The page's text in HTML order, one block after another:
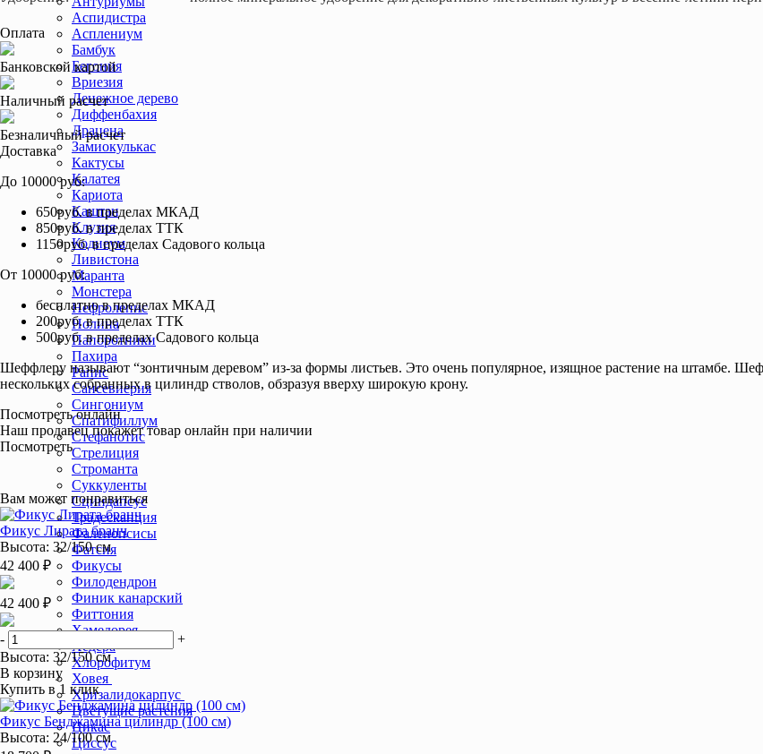
Аспидистра
Асплениум
Бамбук
Бегония
Вриезия
Денежное дерево
Диффенбахия
Драцена
Замиокулькас
Кактусы
Калатея
Кариота
Каштан
Клузия
Кодиеум
Ливистона
Маранта
Монстера
Нефролепис
Нолина
Папоротники
Пахира
Рапис
Сансевиерия
Сингониум
Спатифиллум
Стефанотис
Стрелиция
Строманта
Суккуленты
Сциндапсус
Традесканция
Фаленопсисы
Фатсия
Фикусы
Филодендрон
Финик канарский
Фиттония
Хамедорея
Хедера
Хлорофитум
Ховея
Хризалидокарпус
Цветущие растения
Цикас
Циссус
Оплата
Банковской картой
Наличный расчет
Безналичный расчет
Доставка
До 10000 руб:
650руб. в пределах МКАД
850руб. в пределах ТТК
1150руб. в пределах Садового кольца
От 10000 руб:
бесплатно в пределах МКАД
200руб. в пределах ТТК
500руб. в пределах Садового кольца
Шеффлеру называют “зонтичным деревом” из-за формы листьев. Это очень популярное, изящное растение на штамбе.
нескольких собранных в цилиндр стволов, обзразуя вверху широкую крону.
Посмотреть онлайн
Наш продавец покажет товар онлайн при наличии
Посмотреть
Вам может понравиться
Фикус Лирата бранч
Высота: 32/150 см
42 400 ₽
42 400 ₽
-
+
Высота: 32/150 см
В корзину
Купить в 1 клик
Фикус Бенджамина цилиндр (100 см)
Высота: 24/100 см